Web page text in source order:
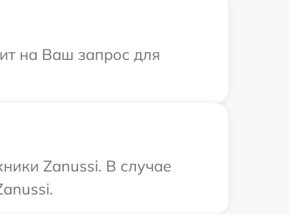
на Ваш запрос для
Zanussi. В случае